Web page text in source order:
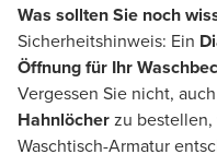
Was sollten Sie noch
Sicherheitshinweis: Ein
Öffnung für Ihr
Vergessen Sie nicht,
Hahnlöcherzu
Waschtisch-Armatur